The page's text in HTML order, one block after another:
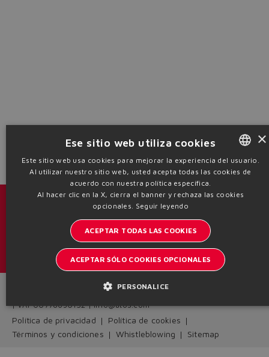
Catálogos y folletos
Manténgase informado del mundo Atos
Inscription à la newsletter
Headquarters - Italy Via Alla Piana, 57 21018 Sesto Calende - VA
| VAT 00778630152 | info@atos.com
Política de privacidad
Política de cookies
Términos y condiciones
Whistleblowing Sitemap
ENGLISH
ITALIAN
×
Ese sitio web utiliza cookies
Este sitio web usa cookies para mejorar la experiencia del usuario.
Al utilizar nuestro sitio web, usted acepta todas las cookies de
acuerdo con nuestra política específica.
Al hacer clic en la X, cierra el banner y rechaza las cookies
opcionales. Seguir leyendo
ACEPTAR TODAS LAS COOKIES
ACEPTAR SÓLO COOKIES OPCIONALES
PERSONALICE